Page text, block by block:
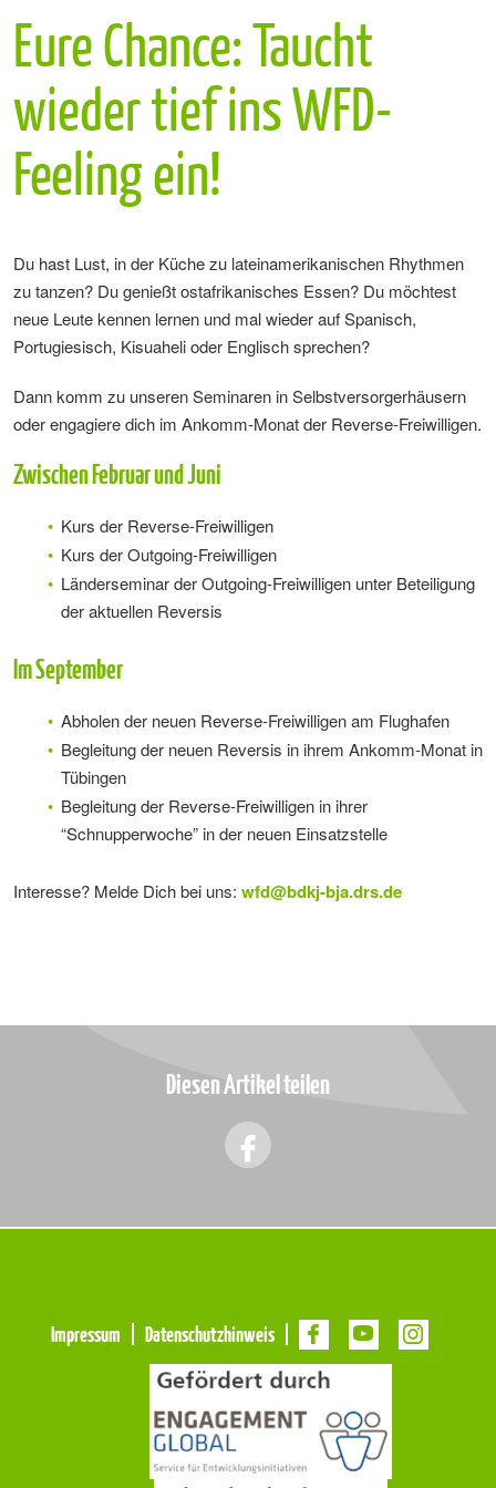
Eure Chance: Taucht
wieder tief ins WFD-
Feeling ein!
Du hast Lust, in der Küche zu lateinamerikanischen Rhythmen
zu tanzen? Du genießt ostafrikanisches Essen? Du möchtest
neue Leute kennen lernen und mal wieder auf Spanisch,
Portugiesisch, Kisuaheli oder Englisch sprechen?
Dann komm zu unseren Seminaren in Selbstversorgerhäusern
oder engagiere dich im Ankomm-Monat der Reverse-Freiwilligen.
Zwischen Februar und Juni
Kurs der Reverse-Freiwilligen
Kurs der Outgoing-Freiwilligen
Länderseminar der Outgoing-Freiwilligen unter Beteiligung
der aktuellen Reversis
Im September
Abholen der neuen Reverse-Freiwilligen am Flughafen
Begleitung der neuen Reversis in ihrem Ankomm-Monat in
Tübingen
Begleitung der Reverse-Freiwilligen in ihrer
“Schnupperwoche” in der neuen Einsatzstelle
Interesse? Melde Dich bei uns: wfd@bdkj-bja.drs.de
Diesen Artikel teilen
Navigation
Navigation
Impressum Datenschutzhinweis